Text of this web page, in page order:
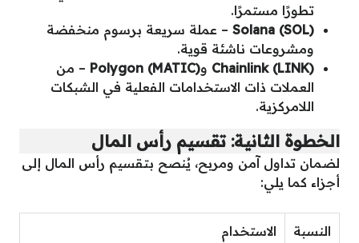
تطورًا مستمرًا.
Solana (SOL) – عملة سريعة برسوم منخفضة
ومشروعات ناشئة قوية.
Chainlink (LINK) وPolygon (MATIC) – من
العملات ذات الاستخدامات الفعلية في الشبكات
اللامركزية.
الخطوة الثانية: تقسيم رأس المال
لضمان تداول آمن ومربح، يُنصح بتقسيم رأس المال إلى
أجزاء كما يلي:
النسبة الاستخدام